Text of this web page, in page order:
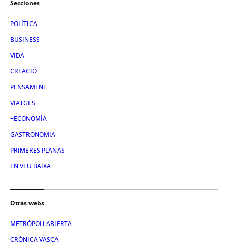
Secciones
POLÍTICA
BUSINESS
VIDA
CREACIÓ
PENSAMENT
VIATGES
+ECONOMÍA
GASTRONOMIA
PRIMERES PLANAS
EN VEU BAIXA
Otras webs
METRÓPOLI ABIERTA
CRÓNICA VASCA